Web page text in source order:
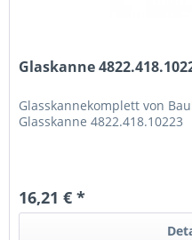
Glaskanne
Glasskannekomplett von
Glasskanne 4822.418.10223
16,21 € *